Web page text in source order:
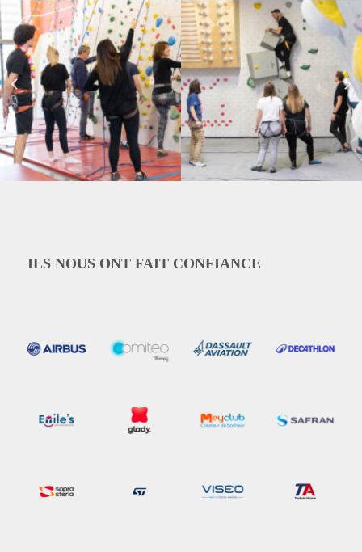
ILS NOUS ONT FAIT CONFIANCE